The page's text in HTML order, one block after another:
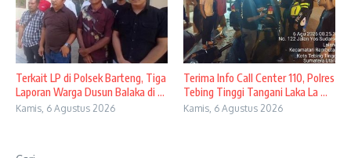
Terkait LP di Polsek Barteng, Tiga
Laporan Warga Dusun Balaka di ...
Kamis, 6 Agustus 2026
Terima Info Call Center 110, Polres
Tebing Tinggi Tangani Laka La ...
Kamis, 6 Agustus 2026